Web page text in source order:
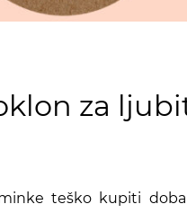
za
teško kupiti